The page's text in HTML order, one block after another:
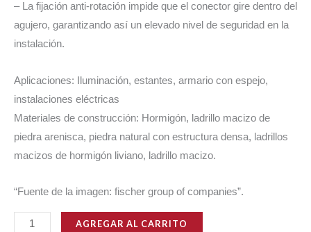
– La fijación anti-rotación impide que el conector gire dentro del
agujero, garantizando así un elevado nivel de seguridad en la
instalación.
Aplicaciones: Iluminación, estantes, armario con espejo,
instalaciones eléctricas
Materiales de construcción: Hormigón, ladrillo macizo de
piedra arenisca, piedra natural con estructura densa, ladrillos
macizos de hormigón liviano, ladrillo macizo.
“Fuente de la imagen: fischer group of companies”.
TARUGO
AGREGAR AL CARRITO